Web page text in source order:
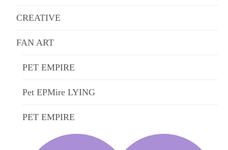
CREATIVE
FAN ART
PET EMPIRE
Pet EPMire LYING
PET EMPIRE